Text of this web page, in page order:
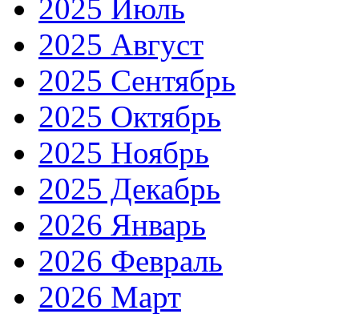
2025 Июль
2025 Август
2025 Сентябрь
2025 Октябрь
2025 Ноябрь
2025 Декабрь
2026 Январь
2026 Февраль
2026 Март